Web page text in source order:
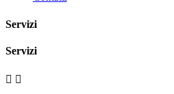
Servizi
Servizi
 